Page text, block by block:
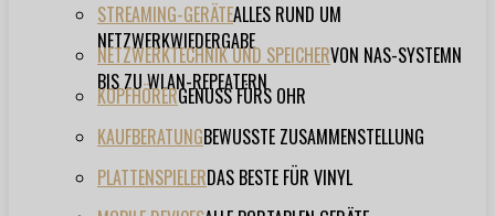
STREAMING-GERÄTEALLES RUND UM
NETZWERKWIEDERGABE
NETZWERKTECHNIK UND SPEICHERVON NAS-SYSTEMN
BIS ZU WLAN-REPEATERN
KOPFHÖRERGENUSS FÜRS OHR
KAUFBERATUNGBEWUSSTE ZUSAMMENSTELLUNG
PLATTENSPIELERDAS BESTE FÜR VINYL